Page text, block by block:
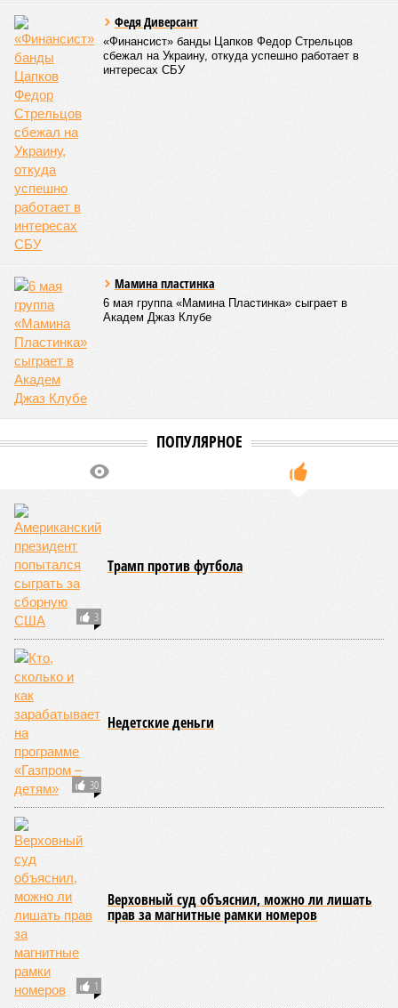
РЖД совсем без гарантий. В сущности, это очередной
и привычный уже «слив» России бывшими союзниками.
Потерянные нами сателлиты ищут и обретают
новых хозяев, и никакая благодарность или даже
подаренная от щедрот Российского государства
значительная выгода их в этом не могут остановить.
Юрий Баранчик, политолог
– Понятно, почему Пашинян хочет отжать актив
РЖД – в отместку за закрытие российских рынков. Ну
осталось. Вместе с тем, если маленький Пашинян
то о какой результативной внешней политике России
можно будет говорить в принципе?
Экс-президент
Финляндии
отказался признать
Россию угрозой для
Европы
Новости smi2.ru
Версия // Конфликт
В нескольких станциях от уже сданного
«Сказочного леса» пайщики ЖК «Станция Л» продолжают ждать от
компании Capital Group начала реальной достройки
В нескольких станциях от уже сданного «Сказочного
леса» пайщики ЖК «Станция Л» продолжают ждать от
компании Capital Group начала реальной достройки
«Станция ожидания» для дольщиков
В нескольких станциях от уже сданного «Сказочного леса» пайщики ЖК
Пока в Ярославском районе СВАО дольщики «Сказочного леса»
уже получают ключи – в мае 2026 года были получены
заключение о соответствии проектной документации и
разрешение на ввод жилищного комплекса в эксплуатацию –
совсем недалеко, в паре станций метро южнее, на Люблинской
улице, картина, можно сказать, прямо противоположная.